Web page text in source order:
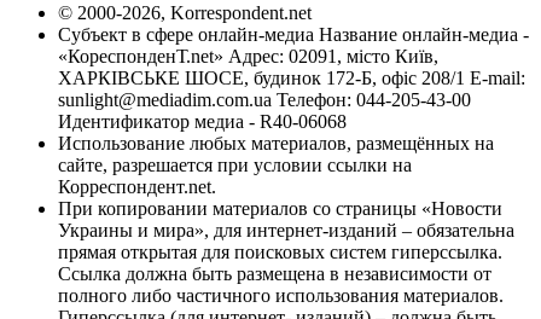
© 2000-2026, Korrespondent.net
Субъект в сфере онлайн-медиа Название онлайн-медиа -
«КореспонденТ.net» Адрес: 02091, місто Київ,
ХАРКІВСЬКЕ ШОСЕ, будинок 172-Б, офіс 208/1 E-mail:
sunlight@mediadim.com.ua Телефон: 044-205-43-00
Идентификатор медиа - R40-06068
Использование любых материалов, размещённых на
сайте, разрешается при условии ссылки на
Корреспондент.net.
При копировании материалов со страницы «Новости
Украины и мира», для интернет-изданий – обязательна
прямая открытая для поисковых систем гиперссылка.
Ссылка должна быть размещена в независимости от
полного либо частичного использования материалов.